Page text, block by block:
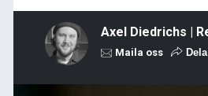
Axel Diedrichs |
Maila oss